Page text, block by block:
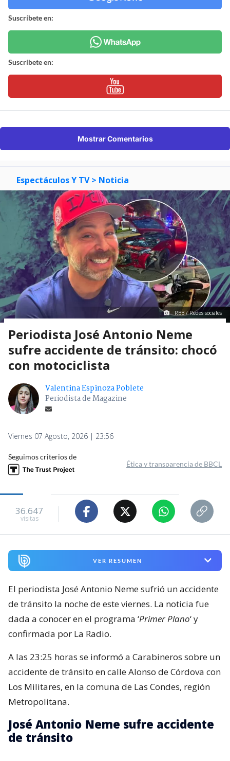
Suscríbete en:
Suscríbete en:
Mostrar Comentarios
Espectáculos Y TV > Noticia
RBB / Redes sociales
Periodista José Antonio Neme
sufre accidente de tránsito: chocó
con motociclista
Valentina Espinoza Poblete
Periodista de Magazine
Viernes 07 Agosto, 2026 | 23:56
Seguimos criterios de
Ética y transparencia de BBCL
36.647
visitas
VER RESUMEN
El periodista José Antonio Neme sufrió un accidente
de tránsito la noche de este viernes. La noticia fue
dada a conocer en el programa ‘Primer Plano‘ y
confirmada por La Radio.
A las 23:25 horas se informó a Carabineros sobre un
accidente de tránsito en calle Alonso de Córdova con
Los Militares, en la comuna de Las Condes, región
Metropolitana.
José Antonio Neme sufre accidente
de tránsito